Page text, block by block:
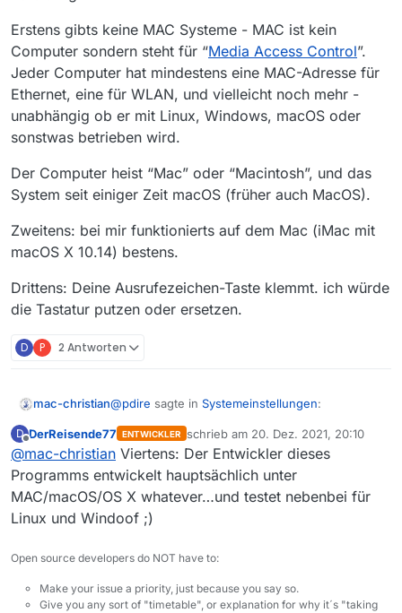
Erstens gibts keine MAC Systeme - MAC ist kein
Computer sondern steht für “Media Access Control”.
Jeder Computer hat mindestens eine MAC-Adresse für
Ethernet, eine für WLAN, und vielleicht noch mehr -
unabhängig ob er mit Linux, Windows, macOS oder
sonstwas betrieben wird.
Der Computer heist “Mac” oder “Macintosh”, und das
System seit einiger Zeit macOS (früher auch MacOS).
Zweitens: bei mir funktionierts auf dem Mac (iMac mit
macOS X 10.14) bestens.
Drittens: Deine Ausrufezeichen-Taste klemmt. ich würde
die Tastatur putzen oder ersetzen.
D P 2 Antworten
mac-christian@pdire sagte in Systemeinstellungen:
Funktioniert nicht auf MAC System ! ! !
Mit solchen Aussagen wäre ich an deiner Stelle
seeeehr vorsichtig.
Control ”. Jeder Computer hat mindestens eine
MAC-Adresse für Ethernet, eine für WLAN, und
vielleicht noch mehr - unabhängig ob er mit
Der Computer heist “Mac” oder “Macintosh”,
und das System seit einiger Zeit macOS (früher
auch MacOS).
Zweitens: bei mir funktionierts auf dem Mac
D DerReisende77 ENTWICKLER schrieb am 20. Dez. 2021, 20:10
zuletzt editiert von
@mac-christian Viertens: Der Entwickler dieses
Programms entwickelt hauptsächlich unter
MAC/macOS/OS X whatever…und testet nebenbei für
Linux und Windoof ;)
Open source developers do NOT have to:
Make your issue a priority, just because you say so.
Give you any sort of "timetable", or explanation for why it´s "taking